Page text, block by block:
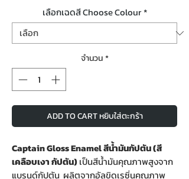
เลือกเฉดสี Choose Colour *
จำนวน *
ADD TO CART หยิบใส่ตะกร้า
Captain Gloss Enamel สีน้ำมันกัปตัน (สี
เคลือบเงา กัปตัน)เป็นสีน้ำมันคุณภาพสูงจาก
แบรนด์กัปตัน ผลิตจากอัลขิดเรซิ่นคุณภาพ